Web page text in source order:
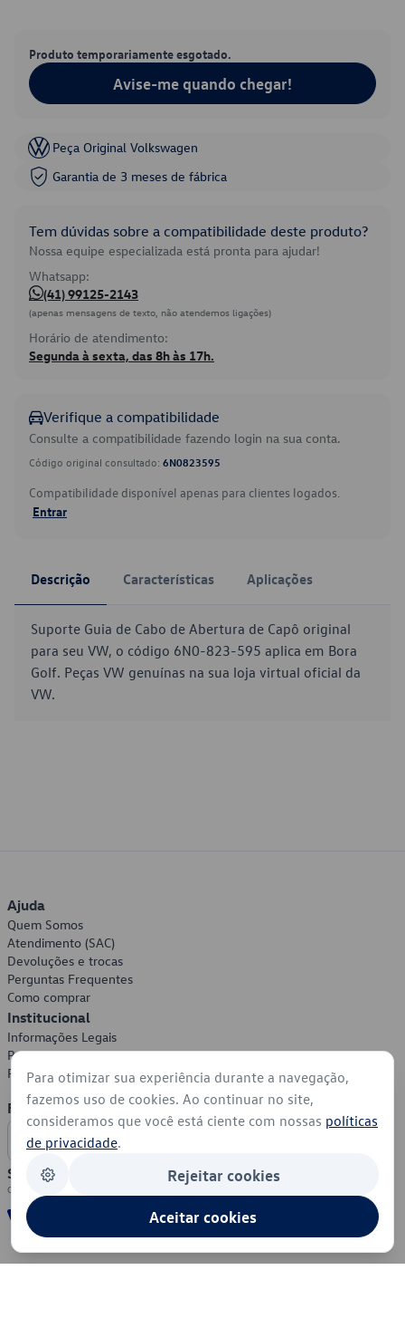
Produto temporariamente esgotado.
Avise-me quando chegar!
Peça Original Volkswagen
Garantia de 3 meses de fábrica
Tem dúvidas sobre a compatibilidade deste produto?
Nossa equipe especializada está pronta para ajudar!
Whatsapp:
(41) 99125-2143
(apenas mensagens de texto, não atendemos ligações)
Horário de atendimento:
Segunda à sexta, das 8h às 17h.
Verifique a compatibilidade
Consulte a compatibilidade fazendo login na sua conta.
Código original consultado: 6N0823595
Compatibilidade disponível apenas para clientes logados.
Entrar
Descrição Características Aplicações
Suporte Guia de Cabo de Abertura de Capô original
para seu VW, o código 6N0-823-595 aplica em Bora
Golf. Peças VW genuínas na sua loja virtual oficial da
VW.
Ajuda
Quem Somos
Atendimento (SAC)
Devoluções e trocas
Perguntas Frequentes
Como comprar
Institucional
Informações Legais
Política de Privacidade
Política de Cookies
Formas de Pagamento
Segurança
Para otimizar sua experiência durante a navegação,
fazemos uso de cookies. Ao continuar no site,
consideramos que você está ciente com nossas políticas
de privacidade.
Rejeitar cookies
Aceitar cookies